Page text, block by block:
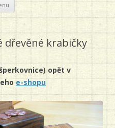
obsahu
webu
dřevěné krabičky
opět v
e-shopu